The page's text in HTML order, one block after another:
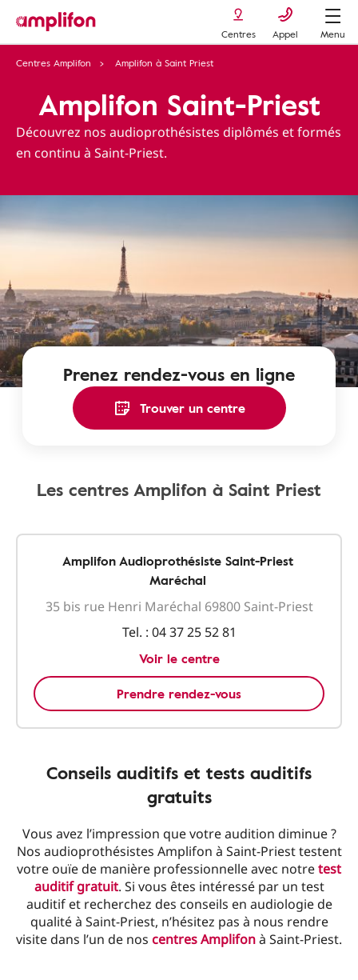
Centres Appel
Menu
Centres Amplifon
Amplifon à Saint Priest
Amplifon Saint-Priest
Découvrez nos audioprothésistes diplômés et formés
en continu à Saint-Priest.
Prenez rendez-vous en ligne
Trouver un centre
Les centres Amplifon à Saint Priest
Amplifon Audioprothésiste Saint-Priest
Maréchal
35 bis rue Henri Maréchal 69800 Saint-Priest
Tel. : 04 37 25 52 81
Voir le centre
Prendre rendez-vous
Conseils auditifs et tests auditifs
gratuits
Vous avez l’impression que votre audition diminue ?
Nos audioprothésistes Amplifon à Saint-Priest testent
votre ouïe de manière professionnelle avec notretest
auditif gratuit. Si vous êtes intéressé par un test
auditif et recherchez des conseils en audiologie de
qualité à Saint-Priest, n’hésitez pas à nous rendre
visite dans l’un de nos centres Amplifonà Saint-Priest.